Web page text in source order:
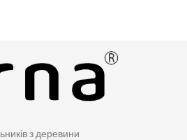
з деревини